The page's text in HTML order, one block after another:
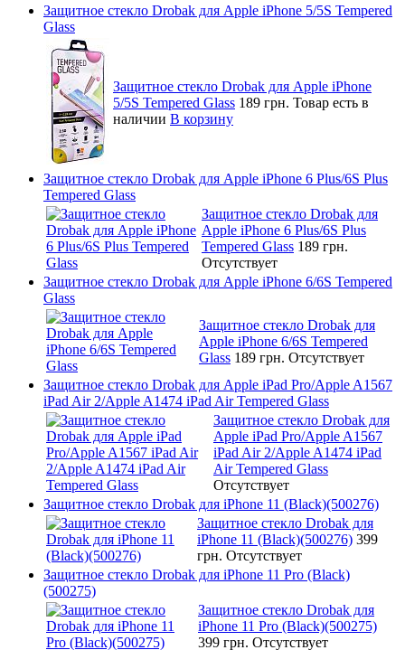
Защитное стекло Drobak для Apple iPhone 5/5S Tempered
Glass
Защитное стекло Drobak для Apple iPhone
5/5S Tempered Glass 189 грн. Товар есть в
наличии В корзину
Защитное стекло Drobak для Apple iPhone 6 Plus/6S Plus
Tempered Glass
Защитное стекло Drobak для
Apple iPhone 6 Plus/6S Plus
Tempered Glass 189 грн.
Отсутствует
Защитное стекло Drobak для Apple iPhone 6/6S Tempered
Glass
Защитное стекло Drobak для
Apple iPhone 6/6S Tempered
Glass 189 грн. Отсутствует
Защитное стекло Drobak для Apple iPad Pro/Apple A1567
iPad Air 2/Apple A1474 iPad Air Tempered Glass
Защитное стекло Drobak для
Apple iPad Pro/Apple A1567
iPad Air 2/Apple A1474 iPad
Air Tempered Glass
Отсутствует
Защитное стекло Drobak для iPhone 11 (Black)(500276)
Защитное стекло Drobak для
iPhone 11 (Black)(500276) 399
грн. Отсутствует
Защитное стекло Drobak для iPhone 11 Pro (Black)
(500275)
Защитное стекло Drobak для
iPhone 11 Pro (Black)(500275)
399 грн. Отсутствует